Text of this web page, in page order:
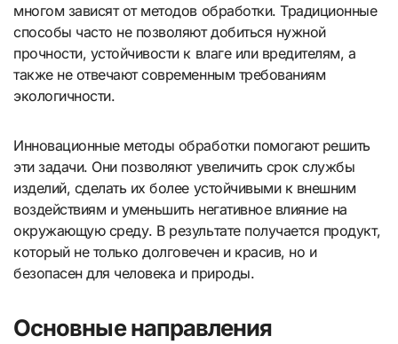
многом зависят от методов обработки. Традиционные
способы часто не позволяют добиться нужной
прочности, устойчивости к влаге или вредителям, а
также не отвечают современным требованиям
экологичности.
Инновационные методы обработки помогают решить
эти задачи. Они позволяют увеличить срок службы
изделий, сделать их более устойчивыми к внешним
воздействиям и уменьшить негативное влияние на
окружающую среду. В результате получается продукт,
который не только долговечен и красив, но и
безопасен для человека и природы.
Основные направления